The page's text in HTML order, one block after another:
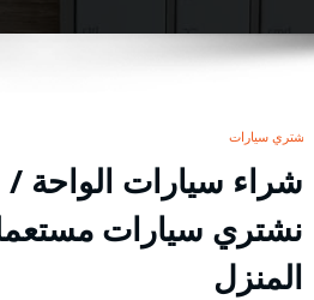
نشتري سيارات
نشتري سيارات
المنزل